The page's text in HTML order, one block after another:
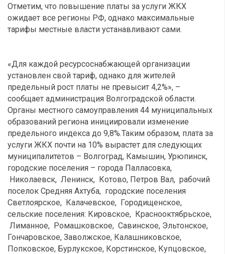
Отметим, что повышение платы за услуги ЖКХ
ожидает все регионы РФ, однако максимальные
тарифы местные власти устанавливают сами.
«Для каждой ресурсоснабжающей организации
установлен свой тариф, однако для жителей
предельный рост платы не превысит 4,2%», –
сообщает администрация Волгоградской области.
Органы местного самоуправления 44 муниципальных
образований региона инициировали изменение
предельного индекса до 9,8%.Таким образом, плата за
услуги ЖКХ почти на 10% вырастет для следующих
муниципалитетов – Волгоград, Камышин, Урюпинск,
городские поселения – города Палласовка,
Николаевск, Ленинск, Котово, Петров Вал, рабочий
поселок Средняя Ахтуба, городские поселения
Светлоярское, Калачевское, Городищенское,
сельские поселения: Кировское, Краснооктябрьское,
Лиманное, Ромашковское, Савинское, Эльтонское,
Гончаровское, Заволжское, Калашниковское,
Попковское, Бурлукское, Корстинское, Купцовское,